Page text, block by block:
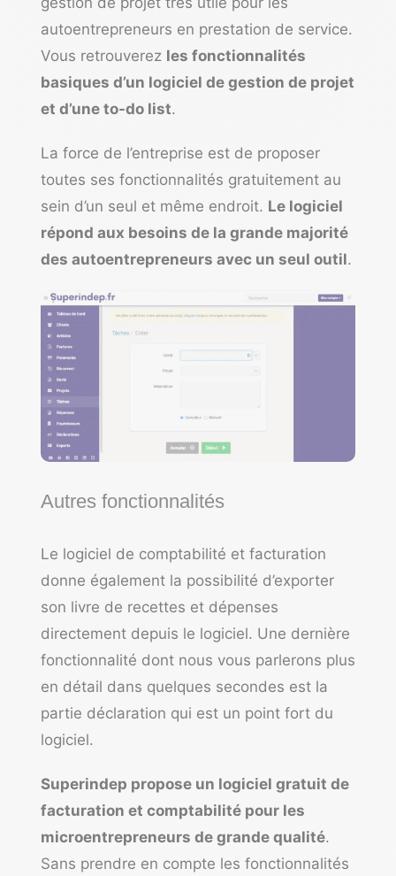
autoentrepreneurs en prestation de service.
Vous retrouverez les fonctionnalités
basiques d’un logiciel de gestion de projet
et d’une to-do list.
La force de l’entreprise est de proposer
toutes ses fonctionnalités gratuitement au
sein d’un seul et même endroit. Le logiciel
répond aux besoins de la grande majorité
des autoentrepreneurs avec un seul outil.
Autres fonctionnalités
Le logiciel de comptabilité et facturation
donne également la possibilité d’exporter
son livre de recettes et dépenses
directement depuis le logiciel. Une dernière
fonctionnalité dont nous vous parlerons plus
en détail dans quelques secondes est la
partie déclaration qui est un point fort du
logiciel.
Superindep propose un logiciel gratuit de
facturation et comptabilité pour les
microentrepreneurs de grande qualité.
Sans prendre en compte les fonctionnalités